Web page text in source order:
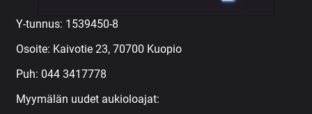
Y-tunnus: 1539450-8
Osoite: Kaivotie 23, 70700 Kuopio
Puh: 044 3417778
Myymälän uudet aukioloajat: